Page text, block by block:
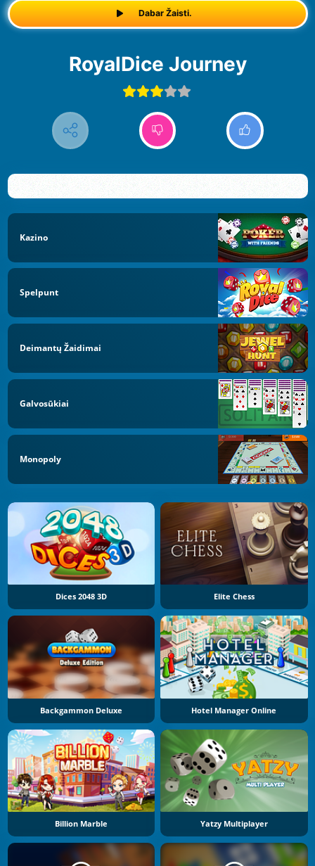
Dabar Žaisti.
RoyalDice Journey
Kazino
Spelpunt
Deimantų Žaidimai
Galvosūkiai
Monopoly
Dices 2048 3D Elite Chess
Backgammon Deluxe Hotel Manager Online
Billion Marble Yatzy Multiplayer